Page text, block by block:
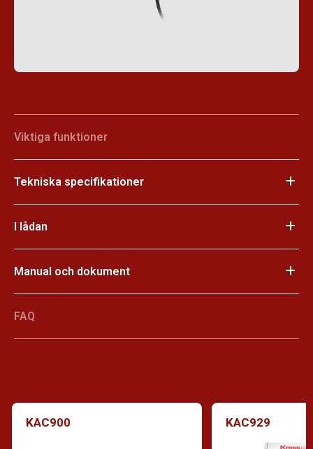
Viktiga funktioner
Tekniska specifikationer
I lådan
Manual och dokument
FAQ
KAC900 KAC929